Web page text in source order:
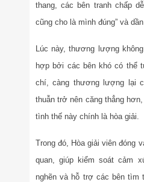
thang, các bên tranh chấp
cũng cho là mình đúng” và
Lúc này, thương lượng
hợp bởi các bên khó có thể
chí, càng thương lượng lại
thuẫn trở nên căng thẳng
tình thế này chính là hòa giải.
Trong đó, Hòa giải viên đóng
quan, giúp kiểm soát cảm
nghẽn và hỗ trợ các bên tìm